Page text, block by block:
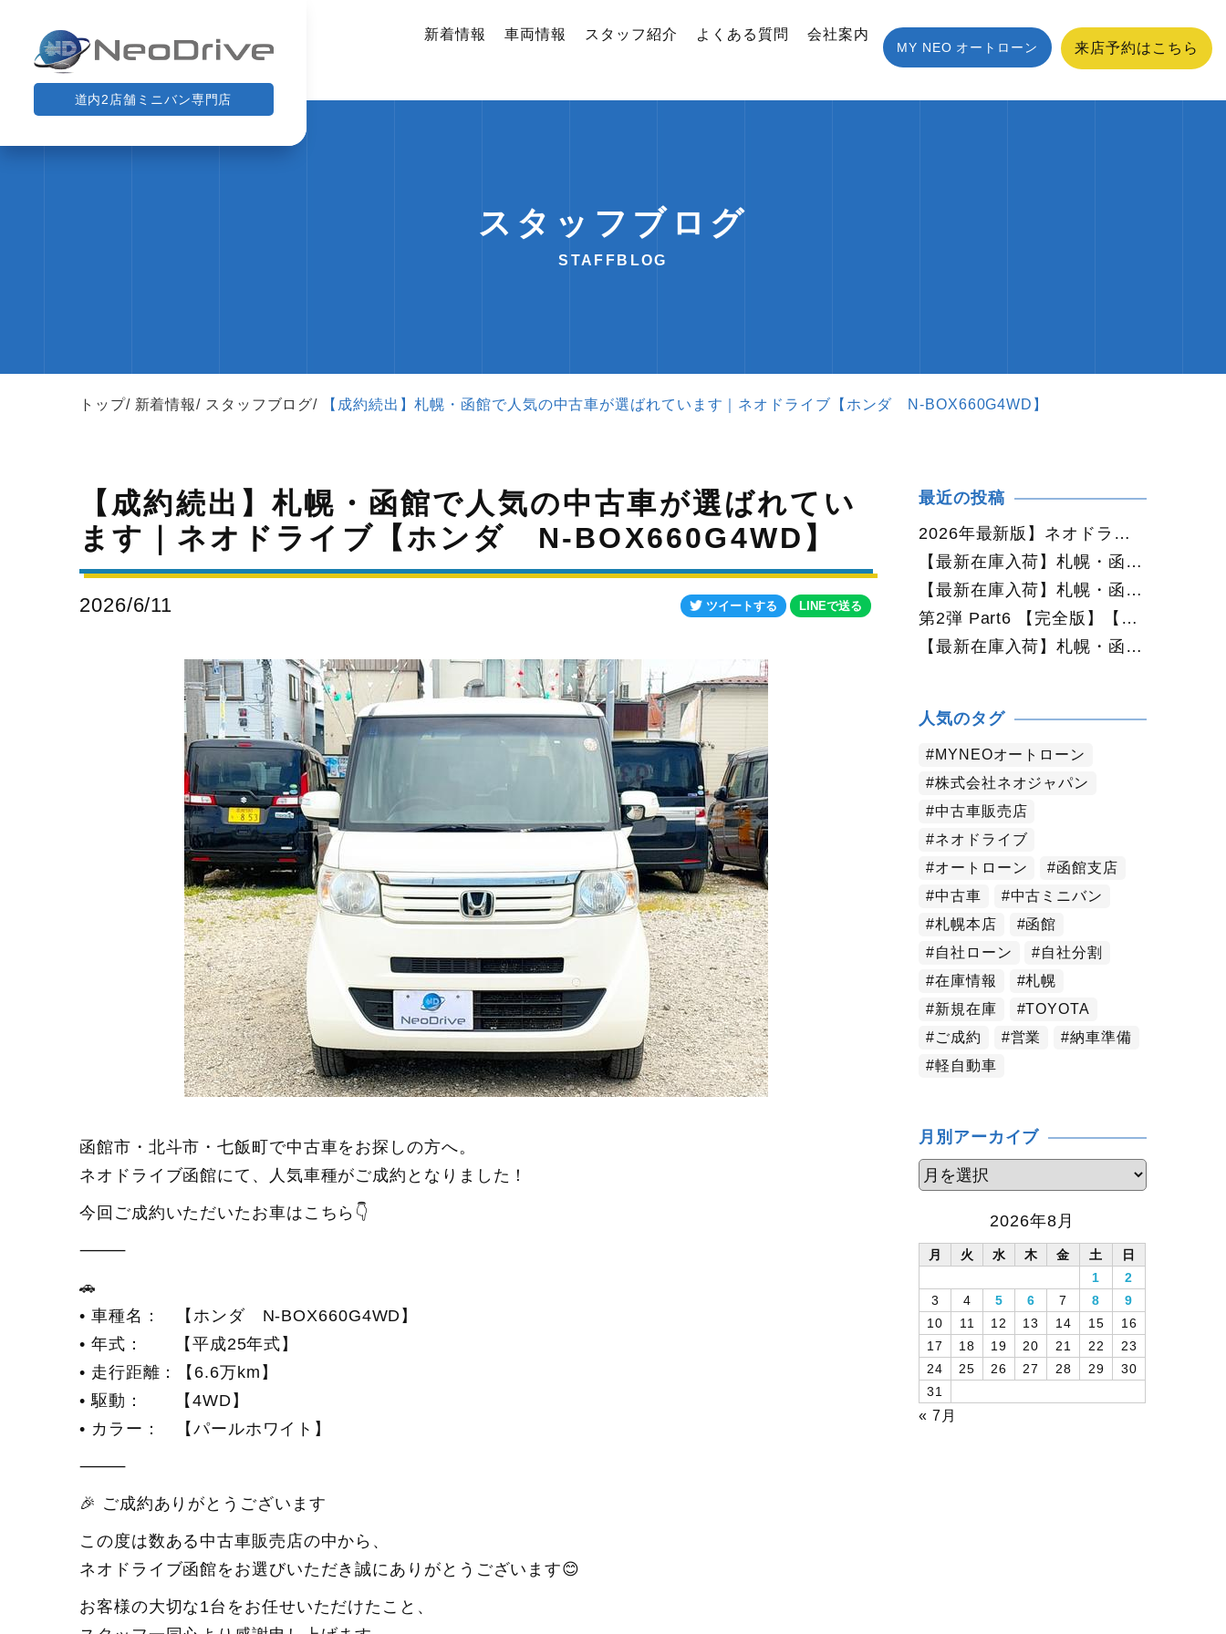
道内2店舗ミニバン専門店
新着情報 車両情報 スタッフ紹介 よくある質問 会社案内
MY NEO オートローン 来店予約はこちら
スタッフブログ
STAFFBLOG
トップ 新着情報 スタッフブログ 【成約続出】札幌・函館で人気の中古車が選ばれています｜ネオドライブ【ホンダ N-BOX660G4WD】
【成約続出】札幌・函館で人気の中古車が選ばれてい
ます｜ネオドライブ【ホンダ N-BOX660G4WD】
2026/6/11 ツイートする LINEで送る
函館市・北斗市・七飯町で中古車をお探しの方へ。
ネオドライブ函館にて、人気車種がご成約となりました！
今回ご成約いただいたお車はこちら👇
⸻
🚗
• 車種名： 【ホンダ N-BOX660G4WD】
• 年式： 【平成25年式】
• 走行距離：【6.6万km】
• 駆動： 【4WD】
• カラー： 【パールホワイト】
⸻
🎉 ご成約ありがとうございます
この度は数ある中古車販売店の中から、
ネオドライブ函館をお選びいただき誠にありがとうございます😊
お客様の大切な1台をお任せいただけたこと、
最近の投稿
2026年最新版】ネオドライブ公式TikTok更新中！札幌・函館の中古車情報を動画で発信
【最新在庫入荷】札幌・函館で人気の中古車が続々入庫中｜早い者勝ち！【日産 ルークス660X 4WD】
【最新在庫入荷】札幌・函館で人気の中古車が続々入庫中｜早い者勝ち！【ダイハツ ムーヴコンテ660L 4WD】
第2弾 Part6 【完全版】【2026年最新版】札幌で50万円・100万円・150万円ならどんな中古車が買える？予算別中古車選び完全ガイド
【最新在庫入荷】札幌・函館で人気の中古車が続々入庫中｜早い者勝ち！【トヨタ ヴォクシー2.0ZS煌Ⅱ 4WD】
人気のタグ
MYNEOオートローン
株式会社ネオジャパン
中古車販売店
ネオドライブ
オートローン
函館支店
中古車
中古ミニバン
札幌本店
函館
自社ローン
自社分割
在庫情報
札幌
新規在庫
TOYOTA
ご成約
営業
納車準備
軽自動車
月別アーカイブ
2026年8月
月 火 水 木 金 土
日
1
2
3
4 5 6 7 8
9
10
11 12 13 14 15
16
17
18 19 20 21 22
23
24
25 26 27 28 29
30
31
« 7月